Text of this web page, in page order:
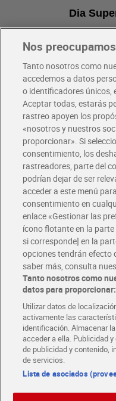
Dia
Pide hoy, recibe hoy
Envío gratis por compras
Envío estandar por 4,99€
Glovo y Uber Eats
Solicita tu factura de Glovo
Únete al CLUB Dia
Disfruta las ventajas y
Descárgate la APP Dia
Folletos y Tiendas
Descubre las mejores
Tarjeta MaX Dia
Te devuelve hasta 8€/mes
¡Solicita tu tarjeta de crédito
COLABORA CON DIA
Nos
Tanto nosotros como
accedemos a datos
o identificadores únicos,
Aceptar todas, estarás
rastreo apoyen los
«nosotros y nuestros
proporcionar». Si
consentimiento, los
rastreadores, parte del
podrían dejar de ser
acceder a este menú
consentimiento en
enlace «Gestionar las
ícono flotante en la
si corresponde] en la
opciones tendrán efecto
saber más, consulta
Tanto nosotros como
datos para proporcionar:
Utilizar datos de
activamente las
identificación. Almacenar
acceder a ella. Publicidad
de publicidad y contenido,
de servicios.
Lista de asociados